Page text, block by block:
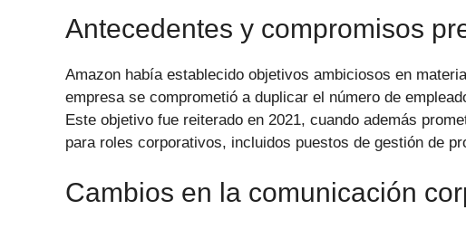
Antecedentes y compromisos
Amazon había establecido objetivos ambiciosos en
empresa se comprometió a duplicar el número de
Este objetivo fue reiterado en 2021, cuando además
para roles corporativos, incluidos puestos de gestión de
Cambios en la comunicación